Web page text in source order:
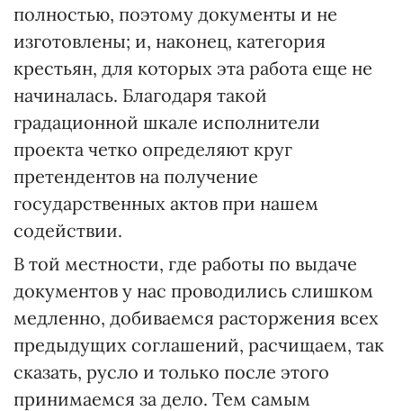
полностью, поэтому документы и не
изготовлены; и, наконец, категория
крестьян, для которых эта работа еще не
начиналась. Благодаря такой
градационной шкале исполнители
проекта четко определяют круг
претендентов на получение
государственных актов при нашем
содействии.
В той местности, где работы по выдаче
документов у нас проводились слишком
медленно, добиваемся расторжения всех
предыдущих соглашений, расчищаем, так
сказать, русло и только после этого
принимаемся за дело. Тем самым